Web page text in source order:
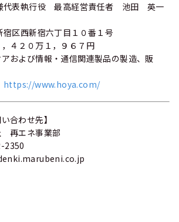
表執行役 最高経営責任者 池田 英一
区西新宿六丁目１０番１号
４２０万１，９６７円
および情報・通信関連製品の製造、販
https://www.hoya.com/
合わせ先】
再エネ事業部
2350